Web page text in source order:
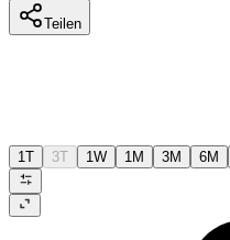
Teilen
1T 3T 1W 1M 3M 6M